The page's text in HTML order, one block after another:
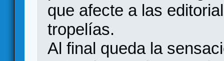
que afecte a las
tropelías.
Al final queda la